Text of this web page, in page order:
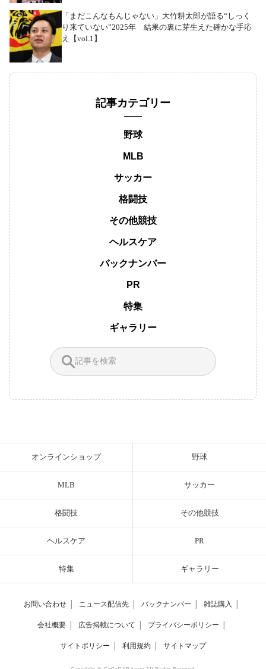
「まだこんなもんじゃない」大竹耕太郎が語る“しっく
り来ていない”2025年 結果の裏に芽生えた確かな手応
え【vol.1】
記事カテゴリー
野球
MLB
サッカー
格闘技
その他競技
ヘルスケア
バックナンバー
PR
特集
ギャラリー
オンラインショップ 野球
MLB サッカー
格闘技 その他競技
ヘルスケア PR
特集 ギャラリー
お問い合わせ ニュース配信先 バックナンバー 雑誌購入
会社概要 広告掲載について プライバシーポリシー
サイトポリシー 利用規約 サイトマップ